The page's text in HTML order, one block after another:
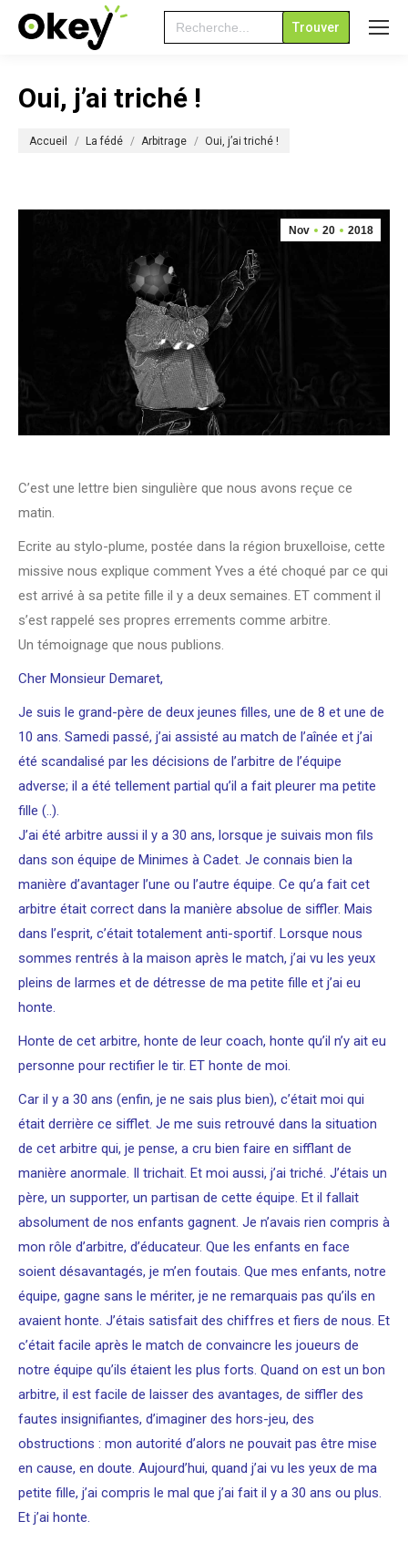
Search
for:
Oui, j’ai triché !
Accueil La fédé Arbitrage Oui, j’ai triché !
Nov 20 2018
C’est une lettre bien singulière que nous avons reçue ce
matin.
Ecrite au stylo-plume, postée dans la région bruxelloise, cette
missive nous explique comment Yves a été choqué par ce qui
est arrivé à sa petite fille il y a deux semaines. ET comment il
s’est rappelé ses propres errements comme arbitre.
Un témoignage que nous publions.
Cher Monsieur Demaret,
Je suis le grand-père de deux jeunes filles, une de 8 et une de
10 ans. Samedi passé, j’ai assisté au match de l’aînée et j’ai
été scandalisé par les décisions de l’arbitre de l’équipe
adverse; il a été tellement partial qu’il a fait pleurer ma petite
fille (..).
J’ai été arbitre aussi il y a 30 ans, lorsque je suivais mon fils
dans son équipe de Minimes à Cadet. Je connais bien la
manière d’avantager l’une ou l’autre équipe. Ce qu’a fait cet
arbitre était correct dans la manière absolue de siffler. Mais
dans l’esprit, c’était totalement anti-sportif. Lorsque nous
sommes rentrés à la maison après le match, j’ai vu les yeux
pleins de larmes et de détresse de ma petite fille et j’ai eu
honte.
Honte de cet arbitre, honte de leur coach, honte qu’il n’y ait eu
personne pour rectifier le tir. ET honte de moi.
Car il y a 30 ans (enfin, je ne sais plus bien), c’était moi qui
était derrière ce sifflet. Je me suis retrouvé dans la situation
de cet arbitre qui, je pense, a cru bien faire en sifflant de
manière anormale. Il trichait. Et moi aussi, j’ai triché. J’étais un
père, un supporter, un partisan de cette équipe. Et il fallait
absolument de nos enfants gagnent. Je n’avais rien compris à
mon rôle d’arbitre, d’éducateur. Que les enfants en face
soient désavantagés, je m’en foutais. Que mes enfants, notre
équipe, gagne sans le mériter, je ne remarquais pas qu’ils en
avaient honte. J’étais satisfait des chiffres et fiers de nous. Et
c’était facile après le match de convaincre les joueurs de
notre équipe qu’ils étaient les plus forts. Quand on est un bon
arbitre, il est facile de laisser des avantages, de siffler des
fautes insignifiantes, d’imaginer des hors-jeu, des
obstructions : mon autorité d’alors ne pouvait pas être mise
en cause, en doute. Aujourd’hui, quand j’ai vu les yeux de ma
petite fille, j’ai compris le mal que j’ai fait il y a 30 ans ou plus.
Et j’ai honte.